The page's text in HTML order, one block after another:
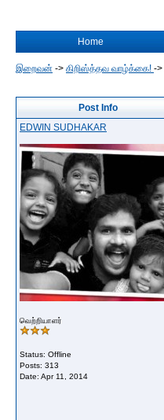
Home
இறைவன் -> கிறிஸ்த்தவ வாழ்க்கை! ->
Post Info
EDWIN SUDHAKAR
வெற்றியாளர்
Status: Offline
Posts: 313
Date: Apr 11, 2014